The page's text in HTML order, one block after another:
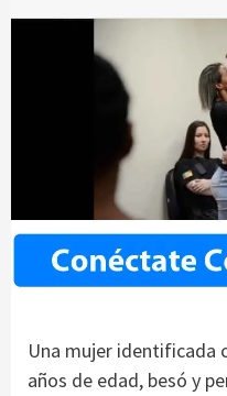
Una mujer identificada
años de edad, besó y